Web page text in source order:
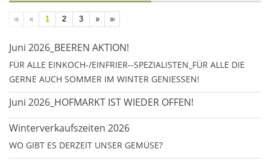
1 2 3
Juni 2026_BEEREN AKTION!
FÜR ALLE EINKOCH-/EINFRIER--SPEZIALISTEN_FÜR ALLE DIE
GERNE AUCH SOMMER IM WINTER GENIESSEN!
Juni 2026_HOFMARKT IST WIEDER OFFEN!
Winterverkaufszeiten 2026
WO GIBT ES DERZEIT UNSER GEMÜSE?